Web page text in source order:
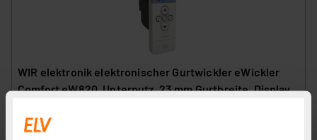
WIR elektronik elektronischer Gurtwickler eWickler
Comfort eW820, Unterputz, 23 mm Gurtbreite, Display
2